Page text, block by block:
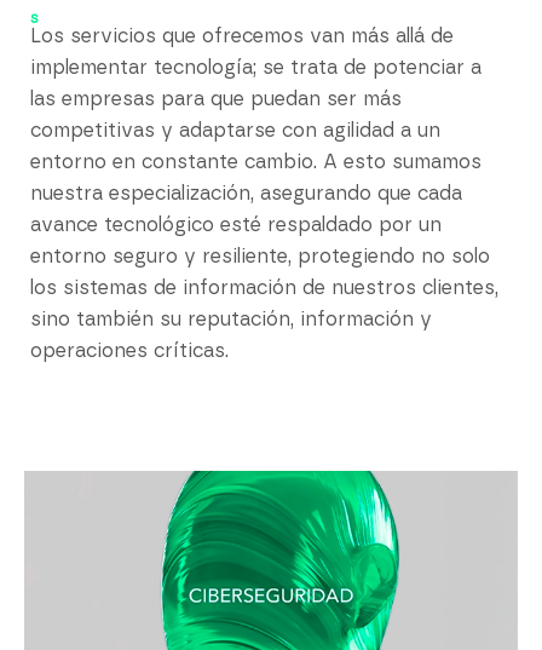
s
Los servicios que ofrecemos van más allá de
implementar tecnología; se trata de potenciar a
las empresas para que puedan ser más
competitivas y adaptarse con agilidad a un
entorno en constante cambio. A esto sumamos
nuestra especialización, asegurando que cada
avance tecnológico esté respaldado por un
entorno seguro y resiliente, protegiendo no solo
los sistemas de información de nuestros clientes,
sino también su reputación, información y
operaciones críticas.